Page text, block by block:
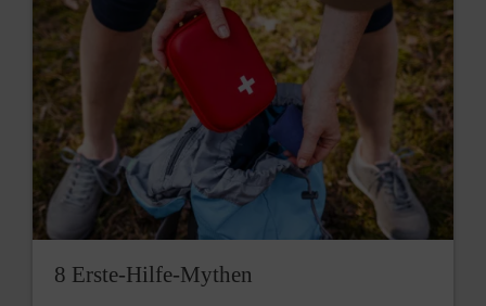
8 Erste-Hilfe-Mythen